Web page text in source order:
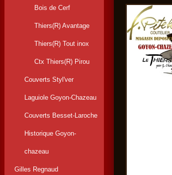
Bois de Cerf
Thiers(R) Avantage
Thiers(R) Tout inox
Ctx Thiers(R) Pirou
Couverts Styl'ver
Laguiole Goyon-Chazeau
Couverts Besset-Laroche
Historique Goyon-
chazeau
Gilles Regnaud